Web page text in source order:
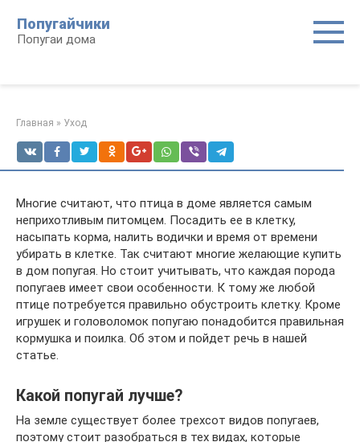
контенту
Попугайчики
Попугаи дома
Главная » Уход
Многие считают, что птица в доме является самым
неприхотливым питомцем. Посадить ее в клетку,
насыпать корма, налить водички и время от времени
убирать в клетке. Так считают многие желающие купить
в дом попугая. Но стоит учитывать, что каждая порода
попугаев имеет свои особенности. К тому же любой
птице потребуется правильно обустроить клетку. Кроме
игрушек и головоломок попугаю понадобится правильная
кормушка и поилка. Об этом и пойдет речь в нашей
статье.
Какой попугай лучше?
На земле существует более трехсот видов попугаев,
поэтому стоит разобраться в тех видах, которые